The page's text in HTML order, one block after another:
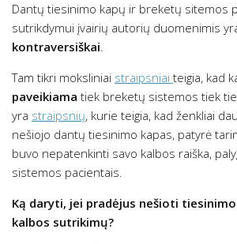
Dantų tiesinimo kapų ir breketų sitemos
sutrikdymui įvairių autorių duomenimis
kontraversiškai.
Tam tikri moksliniai straipsniai teigia, kad
paveikiama tiek breketų sistemos tiek
yra straipsnių, kurie teigia, kad ženkliai
nešiojo dantų tiesinimo kapas, patyrė
buvo nepatenkinti savo kalbos raiška,
sistemos pacientais.
Ką daryti, jei pradėjus nešioti
kalbos sutrikimų?